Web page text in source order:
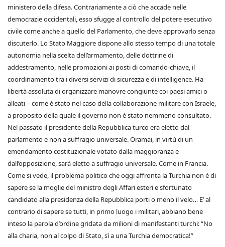
ministero della difesa. Contrariamente a ciò che accade nelle
democrazie occidentali, esso sfugge al controllo del potere esecutivo
civile come anche a quello del Parlamento, che deve approvarlo senza
discuterlo. Lo Stato Maggiore dispone allo stesso tempo di una totale
autonomia nella scelta dell’armamento, delle dottrine di
addestramento, nelle promozioni ai posti di comando-chiave, il
coordinamento tra i diversi servizi di sicurezza e di intelligence. Ha
libertà assoluta di organizzare manovre congiunte coi paesi amici o
alleati – come è stato nel caso della collaborazione militare con Israele,
a proposito della quale il governo non è stato nemmeno consultato.
Nel passato il presidente della Repubblica turco era eletto dal
parlamento e non a suffragio universale. Oramai, in virtù di un
emendamento costituzionale votato dalla maggioranza e
dall’opposizione, sarà eletto a suffragio universale. Come in Francia.
Come si vede, il problema politico che oggi affronta la Turchia non è di
sapere se la moglie del ministro degli Affari esteri e sfortunato
candidato alla presidenza della Repubblica porti o meno il velo… E’ al
contrario di sapere se tutti, in primo luogo i militari, abbiano bene
inteso la parola d’ordine gridata da milioni di manifestanti turchi: “No
alla charia, non al colpo di Stato, sì a una Turchia democratica!”